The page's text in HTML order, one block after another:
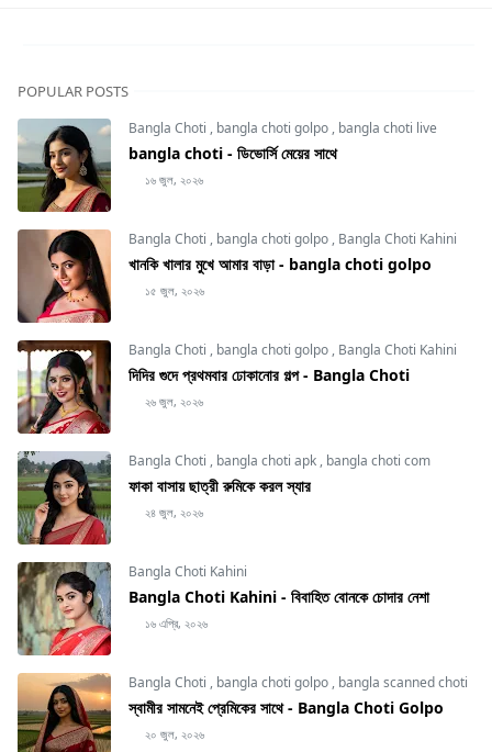
POPULAR POSTS
Bangla Choti , bangla choti golpo , bangla choti live
bangla choti - ডিভোর্সি মেয়ের সাথে
১৬ জুল, ২০২৬
Bangla Choti , bangla choti golpo , Bangla Choti Kahini
খানকি খালার মুখে আমার বাড়া - bangla choti golpo
১৫ জুল, ২০২৬
Bangla Choti , bangla choti golpo , Bangla Choti Kahini
দিদির গুদে প্রথমবার ঢোকানোর গল্প - Bangla Choti
২৬ জুল, ২০২৬
Bangla Choti , bangla choti apk , bangla choti com
ফাকা বাসায় ছাত্রী রুমিকে করল স্যার
২৪ জুল, ২০২৬
Bangla Choti Kahini
Bangla Choti Kahini - বিবাহিত বোনকে চোদার নেশা
১৬ এপ্রি, ২০২৬
Bangla Choti , bangla choti golpo , bangla scanned choti
স্বামীর সামনেই প্রেমিকের সাথে - Bangla Choti Golpo
২০ জুল, ২০২৬